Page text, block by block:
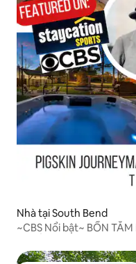
Nhà tại South Bend
~CBS Nổi bật~ BỒN